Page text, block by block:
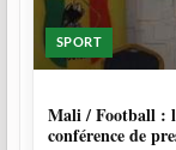
SPORT
Mali / Football :
conférence de